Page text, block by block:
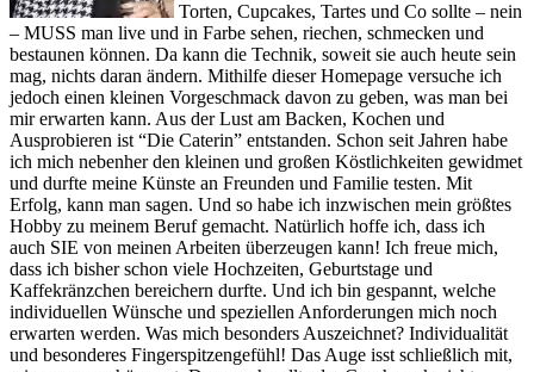
Torten, Cupcakes, Tartes und Co sollte – nein
– MUSS man live und in Farbe sehen, riechen, schmecken und
bestaunen können. Da kann die Technik, soweit sie auch heute sein
mag, nichts daran ändern. Mithilfe dieser Homepage versuche ich
jedoch einen kleinen Vorgeschmack davon zu geben, was man bei
mir erwarten kann. Aus der Lust am Backen, Kochen und
Ausprobieren ist “Die Caterin” entstanden. Schon seit Jahren habe
ich mich nebenher den kleinen und großen Köstlichkeiten gewidmet
und durfte meine Künste an Freunden und Familie testen. Mit
Erfolg, kann man sagen. Und so habe ich inzwischen mein größtes
Hobby zu meinem Beruf gemacht. Natürlich hoffe ich, dass ich
auch SIE von meinen Arbeiten überzeugen kann! Ich freue mich,
dass ich bisher schon viele Hochzeiten, Geburtstage und
Kaffekränzchen bereichern durfte. Und ich bin gespannt, welche
individuellen Wünsche und speziellen Anforderungen mich noch
erwarten werden. Was mich besonders Auszeichnet? Individualität
und besonderes Fingerspitzengefühl! Das Auge isst schließlich mit,